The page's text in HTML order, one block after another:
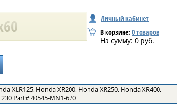
Личный кабинет
В корзине: 0товаров
На сумму: 0 руб.
XLR125, Honda XR200, Honda XR250, Honda XR400,
Part# 40545-MN1-670